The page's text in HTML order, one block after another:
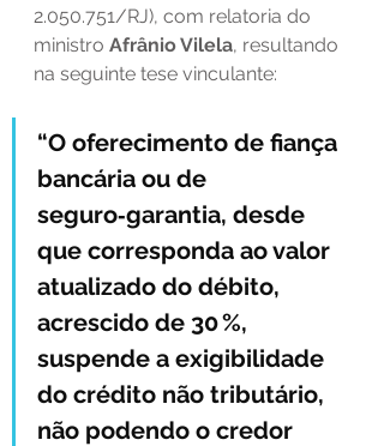
2.050.751/RJ), com relatoria do
ministro Afrânio Vilela, resultando
na seguinte tese vinculante:
“O oferecimento de fiança
bancária ou de
seguro‑garantia, desde
que corresponda ao valor
atualizado do débito,
acrescido de 30 %,
suspende a exigibilidade
do crédito não tributário,
não podendo o credor